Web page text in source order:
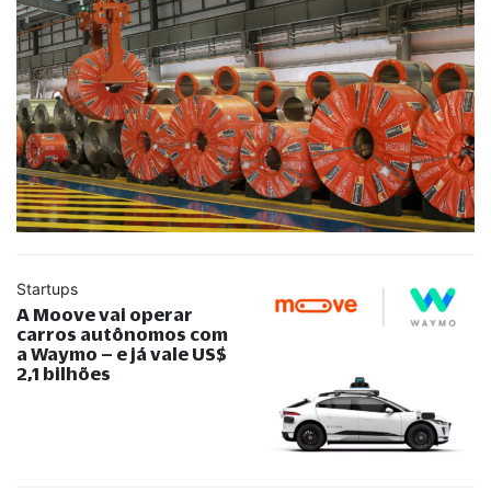
Startups
A Moove vai operar
carros autônomos com
a Waymo – e já vale US$
2,1 bilhões